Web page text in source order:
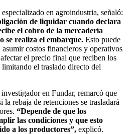
en agroindustria, señaló:
de liquidar cuando declara
el cobro de la mercadería
se realiza el embarque. Esto puede
costos financieros y operativos
el precio final que reciben los
el traslado directo del
investigador en Fundar, remarcó que
rebaja de retenciones se trasladará
“Depende de que los
las condiciones y que esto
a los productores”, explicó.